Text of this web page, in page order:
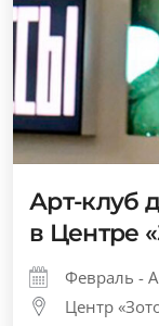
Арт-клуб
в Центре
Февраль -
Центр